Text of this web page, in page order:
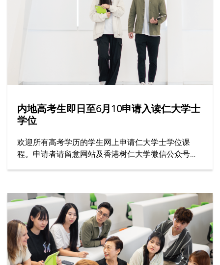
内地高考生即日至6月10申请入读仁大学士
学位
欢迎所有高考学历的学生网上申请仁大学士学位课
程。申请者请留意网站及香港树仁大学微信公众号上